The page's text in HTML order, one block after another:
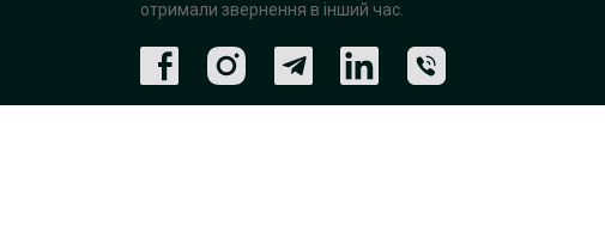
отримали звернення в інший час.